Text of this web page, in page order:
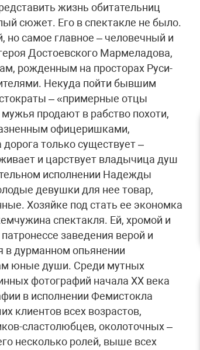
жизнь обитательниц
сюжет. Его в спектакле не было.
самое главное – человечный и
Достоевского Мармеладова,
рожденным на просторах Руси-
Некуда пойти бывшим
– «примерные отцы
продают в рабство похоти,
офицеришками,
только существует –
и царствует владычица душ
исполнении Надежды
девушки для нее товар,
Хозяйке под стать ее экономка
спектакля. Ей, хромой и
заведения верой и
в дурманном опьянении
юные души. Среди мутных
фотографий начала ХХ века
в исполнении Фемистокла
клиентов всех возрастов,
сластолюбцев, околоточных –
несколько ролей, выше всех